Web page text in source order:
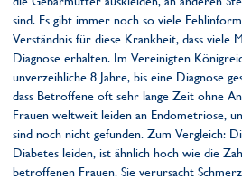
sind. Es gibt immer noch so viele
Verständnis für diese Krankheit, dass viele
Diagnose erhalten. Im Vereinigten
unverzeihliche 8 Jahre, bis eine Diagnose
dass Betroffene oft sehr lange Zeit ohne
Frauen weltweit leiden an Endometriose,
sind noch nicht gefunden. Zum Vergleich:
Diabetes leiden, ist ähnlich hoch wie die
betroffenen Frauen. Sie verursacht